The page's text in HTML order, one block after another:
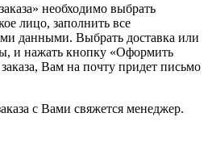
необходимо выбрать
лицо, заполнить все
данными. Выбрать доставка или
и нажать кнопку «Оформить
Вам на почту придет письмо
с Вами свяжется менеджер.